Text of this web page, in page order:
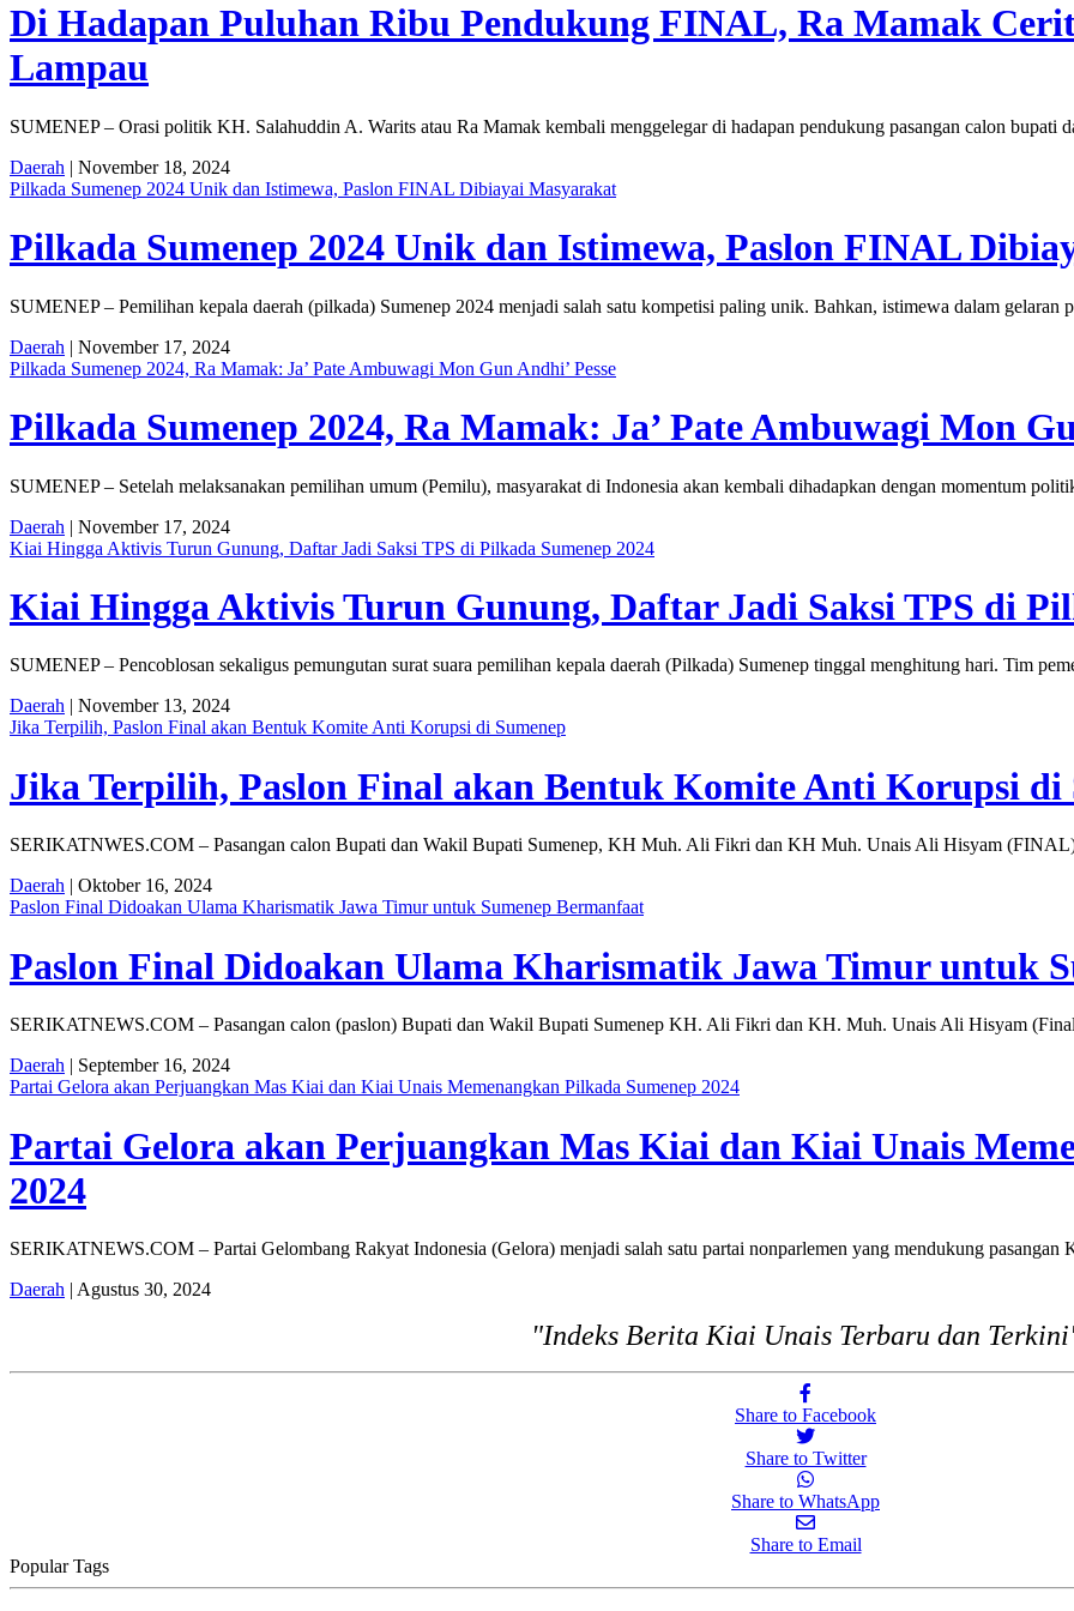
Di Hadapan Puluhan Ribu Pendukung FINAL, Ra Mamak
Lampau
SUMENEP – Orasi politik KH. Salahuddin A. Warits atau Ra Mamak kembali menggelegar di hadapan pendukung pasangan calon bupati
Daerah | November 18, 2024
Pilkada Sumenep 2024 Unik dan Istimewa, Paslon FINAL Dibiayai Masyarakat
Pilkada Sumenep 2024 Unik dan Istimewa, Paslon FINAL
SUMENEP – Pemilihan kepala daerah (pilkada) Sumenep 2024 menjadi salah satu kompetisi paling unik. Bahkan, istimewa dalam gelaran
Daerah | November 17, 2024
Pilkada Sumenep 2024, Ra Mamak: Ja’ Pate Ambuwagi Mon Gun Andhi’ Pesse
Pilkada Sumenep 2024, Ra Mamak: Ja’ Pate Ambuwagi Mon
SUMENEP – Setelah melaksanakan pemilihan umum (Pemilu), masyarakat di Indonesia akan kembali dihadapkan dengan momentum
Daerah | November 17, 2024
Kiai Hingga Aktivis Turun Gunung, Daftar Jadi Saksi TPS di Pilkada Sumenep 2024
Kiai Hingga Aktivis Turun Gunung, Daftar Jadi Saksi TPS di
SUMENEP – Pencoblosan sekaligus pemungutan surat suara pemilihan kepala daerah (Pilkada) Sumenep tinggal menghitung hari. Tim
Daerah | November 13, 2024
Jika Terpilih, Paslon Final akan Bentuk Komite Anti Korupsi di Sumenep
Jika Terpilih, Paslon Final akan Bentuk Komite Anti Korupsi di
SERIKATNWES.COM – Pasangan calon Bupati dan Wakil Bupati Sumenep, KH Muh. Ali Fikri dan KH Muh. Unais Ali Hisyam
Daerah | Oktober 16, 2024
Paslon Final Didoakan Ulama Kharismatik Jawa Timur untuk Sumenep Bermanfaat
Paslon Final Didoakan Ulama Kharismatik Jawa Timur untuk
SERIKATNEWS.COM – Pasangan calon (paslon) Bupati dan Wakil Bupati Sumenep KH. Ali Fikri dan KH. Muh. Unais Ali Hisyam
Daerah | September 16, 2024
Partai Gelora akan Perjuangkan Mas Kiai dan Kiai Unais Memenangkan Pilkada Sumenep 2024
Partai Gelora akan Perjuangkan Mas Kiai dan Kiai Unais
2024
SERIKATNEWS.COM – Partai Gelombang Rakyat Indonesia (Gelora) menjadi salah satu partai nonparlemen yang mendukung
Daerah | Agustus 30, 2024
"Indeks Berita Kiai Unais Terbaru dan
Share to Facebook
Share to Twitter
Share to WhatsApp
Share to Email
Popular Tags